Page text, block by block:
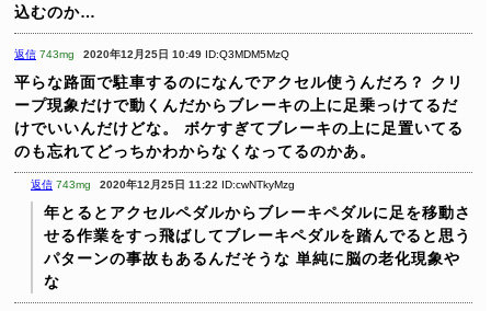
込むのか…
返信 743mg 2020年12月25日 10:49 ID:Q3MDM5MzQ
平らな路面で駐車するのになんでアクセル使うんだろ？
クリ
ープ現象だけで動くんだからブレーキの上に足乗っけてるだ
けでいいんだけどな。
ボケすぎてブレーキの上に足置いてる
のも忘れてどっちかわからなくなってるのかあ。
返信 743mg 2020年12月25日 11:22 ID:cwNTkyMzg
年とるとアクセルペダルからブレーキペダルに足を移動さ
せる作業をすっ飛ばしてブレーキペダルを踏んでると思う
パターンの事故もあるんだそうな 単純に脳の老化現象や
な